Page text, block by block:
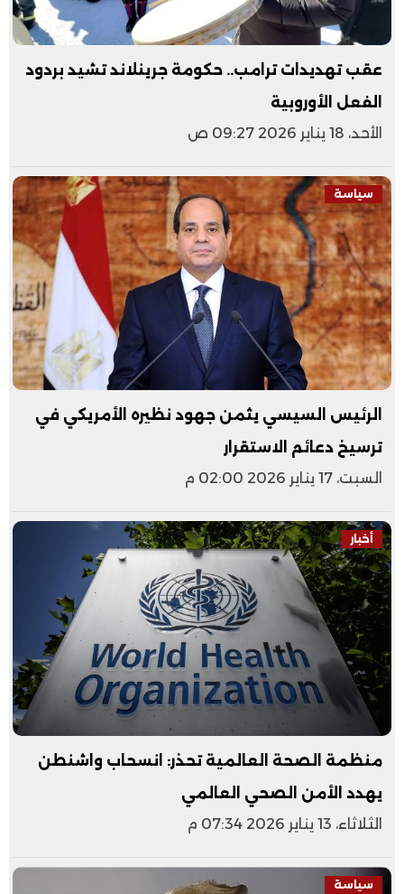
عقب تهديدات ترامب.. حكومة جرينلاند تشيد بردود
الفعل الأوروبية
الأحد، 18 يناير 2026 09:27 ص
سياسة
الرئيس السيسي يثمن جهود نظيره الأمريكي في
ترسيخ دعائم الاستقرار
السبت، 17 يناير 2026 02:00 م
أخبار
منظمة الصحة العالمية تحذر: انسحاب واشنطن
يهدد الأمن الصحي العالمي
الثلاثاء، 13 يناير 2026 07:34 م
سياسة